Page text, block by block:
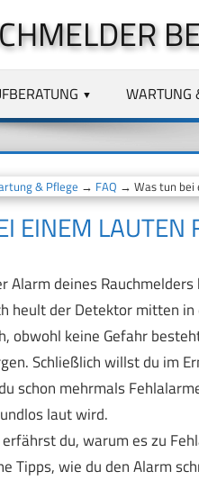
WARTUNG
& Pflege → FAQ → Was tun bei
EINEM LAUTEN
Alarm deines
heult der Detektor mitten
obwohl keine Gefahr
Schließlich willst du im
schon mehrmals
laut wird.
du, warum es zu
Tipps, wie du den Alarm